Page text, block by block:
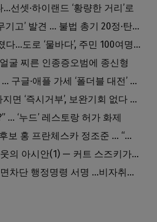
선셋·하이랜드 ‘황량한 거리’로
보복운전 수사하다 ‘무기고’ 발견 … 불법 총기 20정·탄약 2만 발 압수
할리웃 수도관 또 터졌다…도로 ‘물바다’, 주민 100여명 영향
굴 찌른 인종증오범에 종신형
삼성 144만대 신기록 … 구글·애플 가세 ‘폴더블 대전’ 열린다
[이민] 영주권 서류 빠지면 ‘즉시거부’, 보완기회 없다 … 이민심사 8월부터 확 바뀐다
… ‘누드’ 레스토랑 허가 화제
트럼프, 한인 주지사 후보 홍 프란체스카 정조준 … “미치광이다”
[석승환의 MLB] 덕아웃의 아시안(1) — 커트 스즈키가 우리에게 묻는 것
트럼프, ‘원정출산’ 전면차단 행정명령 서명 …비자취소·입국금지·추방까지